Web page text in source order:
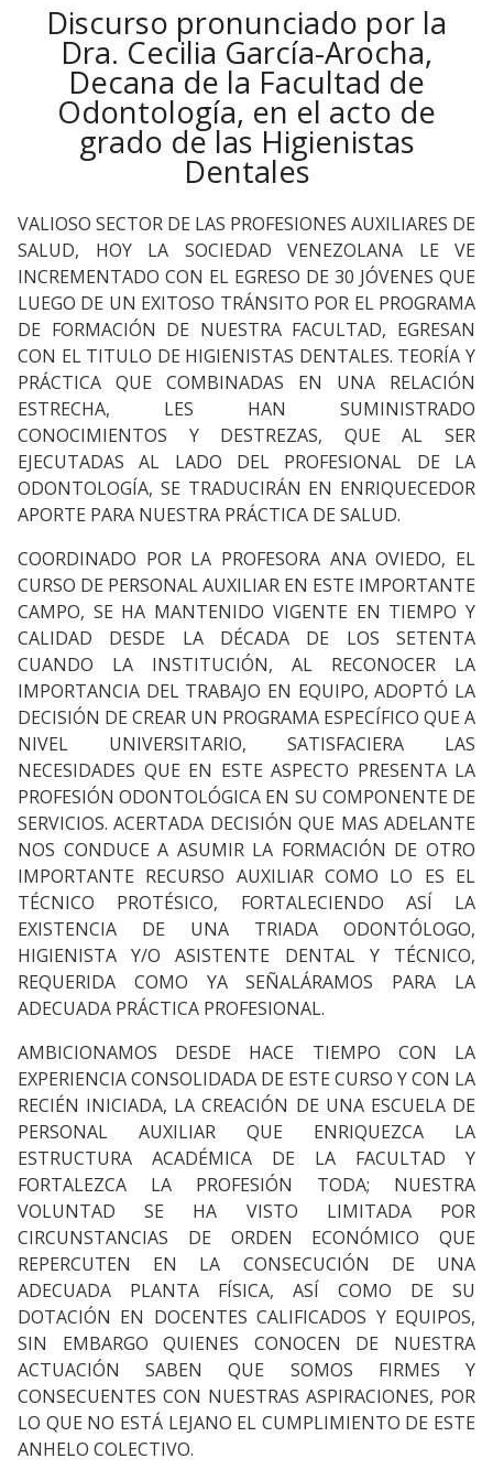
Discurso pronunciado por la
Dra. Cecilia García-Arocha,
Decana de la Facultad de
Odontología, en el acto de
grado de las Higienistas
Dentales
VALIOSO SECTOR DE LAS PROFESIONES AUXILIARES DE
SALUD, HOY LA SOCIEDAD VENEZOLANA LE VE
INCREMENTADO CON EL EGRESO DE 30 JÓVENES QUE
LUEGO DE UN EXITOSO TRÁNSITO POR EL PROGRAMA
DE FORMACIÓN DE NUESTRA FACULTAD, EGRESAN
CON EL TITULO DE HIGIENISTAS DENTALES. TEORÍA Y
PRÁCTICA QUE COMBINADAS EN UNA RELACIÓN
ESTRECHA, LES HAN SUMINISTRADO
CONOCIMIENTOS Y DESTREZAS, QUE AL SER
EJECUTADAS AL LADO DEL PROFESIONAL DE LA
ODONTOLOGÍA, SE TRADUCIRÁN EN ENRIQUECEDOR
APORTE PARA NUESTRA PRÁCTICA DE SALUD.
COORDINADO POR LA PROFESORA ANA OVIEDO, EL
CURSO DE PERSONAL AUXILIAR EN ESTE IMPORTANTE
CAMPO, SE HA MANTENIDO VIGENTE EN TIEMPO Y
CALIDAD DESDE LA DÉCADA DE LOS SETENTA
CUANDO LA INSTITUCIÓN, AL RECONOCER LA
IMPORTANCIA DEL TRABAJO EN EQUIPO, ADOPTÓ LA
DECISIÓN DE CREAR UN PROGRAMA ESPECÍFICO QUE A
NIVEL UNIVERSITARIO, SATISFACIERA LAS
NECESIDADES QUE EN ESTE ASPECTO PRESENTA LA
PROFESIÓN ODONTOLÓGICA EN SU COMPONENTE DE
SERVICIOS. ACERTADA DECISIÓN QUE MAS ADELANTE
NOS CONDUCE A ASUMIR LA FORMACIÓN DE OTRO
IMPORTANTE RECURSO AUXILIAR COMO LO ES EL
TÉCNICO PROTÉSICO, FORTALECIENDO ASÍ LA
EXISTENCIA DE UNA TRIADA ODONTÓLOGO,
HIGIENISTA Y/O ASISTENTE DENTAL Y TÉCNICO,
REQUERIDA COMO YA SEÑALÁRAMOS PARA LA
ADECUADA PRÁCTICA PROFESIONAL.
AMBICIONAMOS DESDE HACE TIEMPO CON LA
EXPERIENCIA CONSOLIDADA DE ESTE CURSO Y CON LA
RECIÉN INICIADA, LA CREACIÓN DE UNA ESCUELA DE
PERSONAL AUXILIAR QUE ENRIQUEZCA LA
ESTRUCTURA ACADÉMICA DE LA FACULTAD Y
FORTALEZCA LA PROFESIÓN TODA; NUESTRA
VOLUNTAD SE HA VISTO LIMITADA POR
CIRCUNSTANCIAS DE ORDEN ECONÓMICO QUE
REPERCUTEN EN LA CONSECUCIÓN DE UNA
ADECUADA PLANTA FÍSICA, ASÍ COMO DE SU
DOTACIÓN EN DOCENTES CALIFICADOS Y EQUIPOS,
SIN EMBARGO QUIENES CONOCEN DE NUESTRA
ACTUACIÓN SABEN QUE SOMOS FIRMES Y
CONSECUENTES CON NUESTRAS ASPIRACIONES, POR
LO QUE NO ESTÁ LEJANO EL CUMPLIMIENTO DE ESTE
ANHELO COLECTIVO.